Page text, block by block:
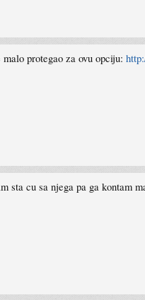
protegao za ovu opciju:
cu sa njega pa ga kontam